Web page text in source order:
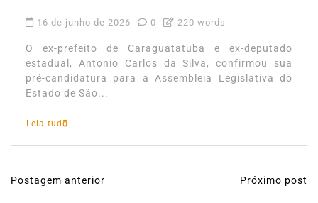
16 de junho de 2026 0 220 words
O ex-prefeito de Caraguatatuba e ex-deputado
estadual, Antonio Carlos da Silva, confirmou sua
pré-candidatura para a Assembleia Legislativa do
Estado de São...
Leia tudo
N
Postagem anterior Próximo post